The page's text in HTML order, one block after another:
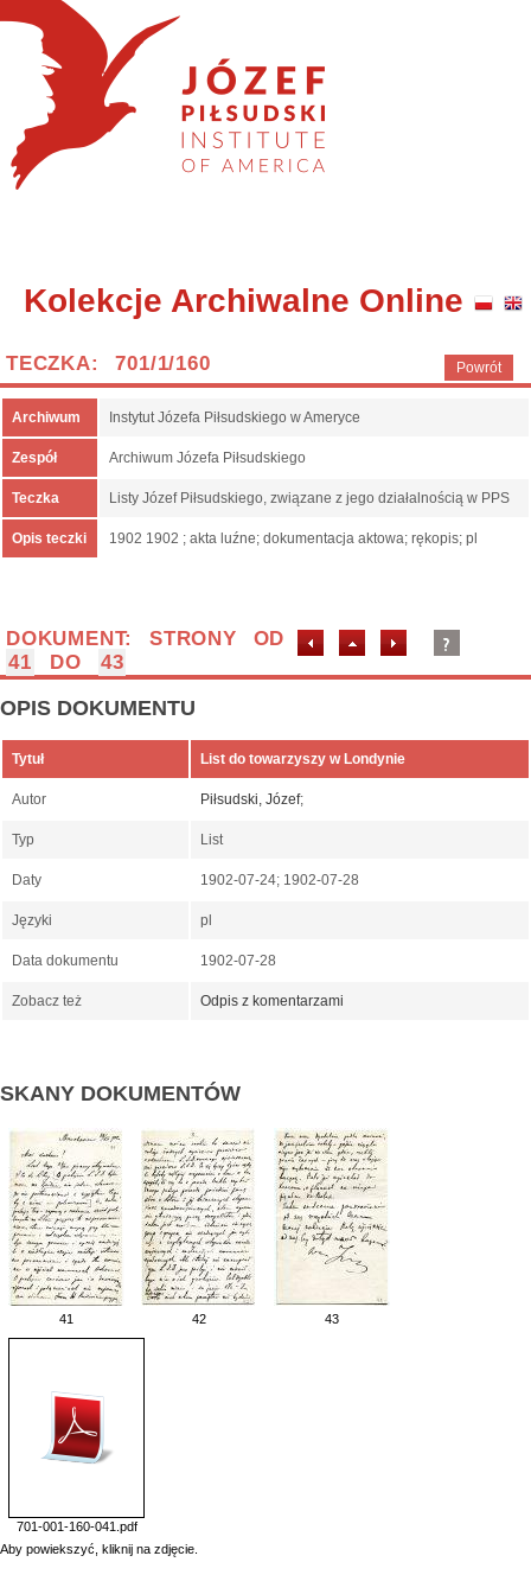
Kolekcje Archiwalne Online
Powrót
TECZKA: 701/1/160
Archiwum Instytut Józefa Piłsudskiego w Ameryce
Zespół Archiwum Józefa Piłsudskiego
Teczka Listy Józef Piłsudskiego, związane z jego działalnością w PPS
Opis teczki 1902 1902 ; akta luźne; dokumentacja aktowa; rękopis; pl
DOKUMENT: STRONY OD
41
DO 43
OPIS DOKUMENTU
Tytuł List do towarzyszy w Londynie
Autor Piłsudski, Józef;
Typ List
Daty 1902-07-24; 1902-07-28
Języki pl
Data dokumentu 1902-07-28
Zobacz też Odpis z komentarzami
SKANY DOKUMENTÓW
41 42 43
701-001-160-041.pdf
Aby powiekszyć, kliknij na zdjęcie.